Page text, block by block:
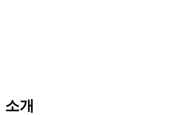
소개